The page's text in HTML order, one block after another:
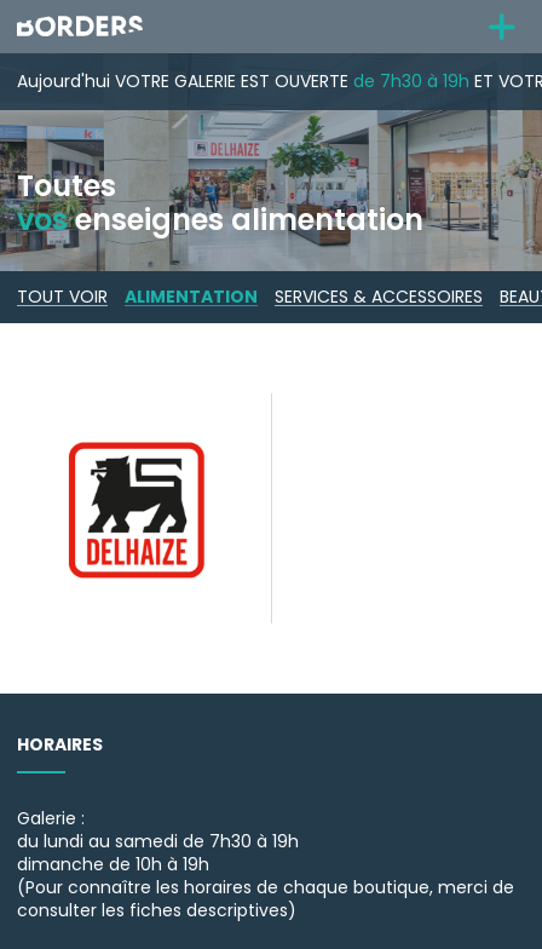
Aujourd'hui VOTRE GALERIE EST OUVERTE de 7h30 à 19h ET
Toutes
vosenseignes alimentation
TOUT VOIR ALIMENTATION SERVICES & ACCESSOIRES
HORAIRES
Galerie :
du lundi au samedi de 7h30 à 19h
dimanche de 10h à 19h
(Pour connaître les horaires de chaque boutique, merci de
consulter les fiches descriptives)